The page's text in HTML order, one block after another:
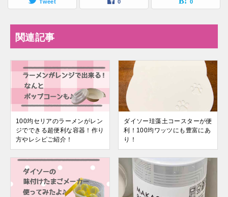
Tweet 0 0
関連記事
100均セリアのラーメンがレン
ジでできる超便利な容器！作り
方やレシピご紹介！
ダイソー珪藻土コースターが便
利！100均ワッツにも豊富にあ
り！